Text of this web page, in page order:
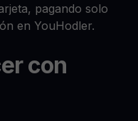
pagando solo
en YouHodler.
con